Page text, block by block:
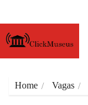
Home Vagas